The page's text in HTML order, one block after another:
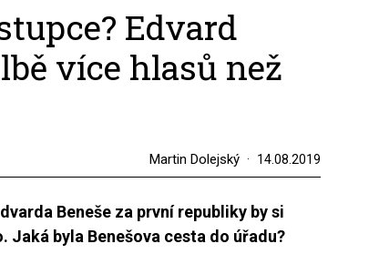
Edvard
více hlasů než
Martin Dolejský 14.08.2019
Beneše za první republiky by si
byla Benešova cesta do úřadu?